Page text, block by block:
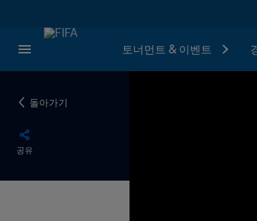
토너먼트 & 이벤트
돌아가기
공유